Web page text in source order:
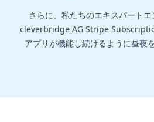
さらに、私たちのエキスパートエ
cleverbridge AG Stripe
アプリが機能し続けるように昼夜